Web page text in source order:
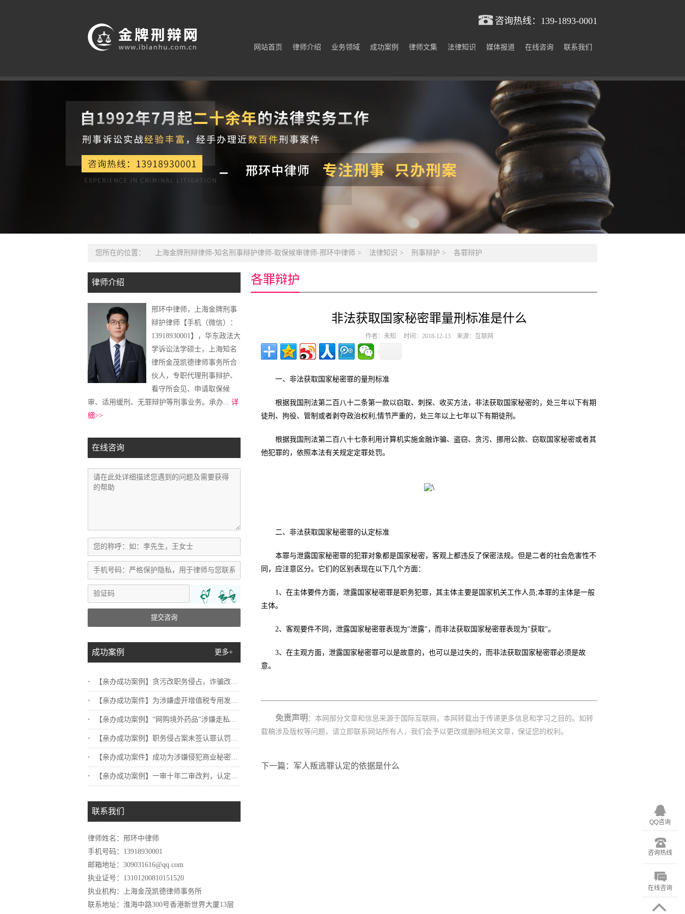
咨询热线： 139-1893-0001
网站首页 律师介绍 业务领域 成功案例 律师文集 法律知识 媒体报道 在线咨询 联系我们
您所在的位置： 上海金牌刑辩律师-知名刑事辩护律师-取保候审律师-邢环中律师 > 法律知识 > 刑事辩护 > 各罪辩护
律师介绍
邢环中律师，上海金牌刑事
辩护律师【手机（微信）：
13918930001】，华东政法大
学诉讼法学硕士，上海知名
律所金茂凯德律师事务所合
伙人，专职代理刑事辩护、
看守所会见、申请取保候
审、适用缓刑、无罪辩护等刑事业务。承办... 详
细>>
在线咨询
提交咨询
成功案例 更多+
【亲办成功案例】贪污改职务侵占，诈骗改挪...
【亲办成功案件】为涉嫌虚开增值税专用发票...
【亲办成功案例】“网购境外药品”涉嫌走私...
【亲办成功案例】职务侵占案未签认罪认罚，...
【亲办成功案件】成功为涉嫌侵犯商业秘密罪...
【亲办成功案例】一审十年二审改判，认定不...
联系我们
律师姓名：邢环中律师
手机号码：13918930001
邮箱地址：309031616@qq.com
执业证号：13101200810151520
执业机构：上海金茂凯德律师事务所
联系地址：淮海中路300号香港新世界大厦13层
各罪辩护
非法获取国家秘密罪量刑标准是什么
作者：未知 时间：2018-12-13 来源：互联网
一、非法获取国家秘密罪的量刑标准
根据我国刑法第二百八十二条第一款以窃取、刺探、收买方法，非法获取国家秘密的，处三年以下有期
徒刑、拘役、管制或者剥夺政治权利;情节严重的，处三年以上七年以下有期徒刑。
根据我国刑法第二百八十七条利用计算机实施金融诈骗、盗窃、贪污、挪用公款、窃取国家秘密或者其
他犯罪的，依照本法有关规定定罪处罚。
二、非法获取国家秘密罪的认定标准
本罪与泄露国家秘密罪的犯罪对象都是国家秘密，客观上都违反了保密法规。但是二者的社会危害性不
同，应注意区分。它们的区别表现在以下几个方面：
1、在主体要件方面，泄露国家秘密罪是职务犯罪，其主体主要是国家机关工作人员;本罪的主体是一般
主体。
2、客观要件不同，泄露国家秘密罪表现为"泄露"，而非法获取国家秘密罪表现为"获取"。
3、在主观方面，泄露国家秘密罪可以是故意的，也可以是过失的，而非法获取国家秘密罪必须是故
意。
免责声明 ：本网部分文章和信息来源于国际互联网，本网转载出于传递更多信息和学习之目的。如转
载稿涉及版权等问题，请立即联系网站所有人，我们会予以更改或删除相关文章，保证您的权利。
下一篇：军人叛逃罪认定的依据是什么
QQ咨询
咨询热线
在线咨询